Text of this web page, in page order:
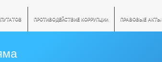
ПРОТИВОДЕЙСТВИЕ КОРРУПЦИИ ПРАВОВЫЕ АКТЫ